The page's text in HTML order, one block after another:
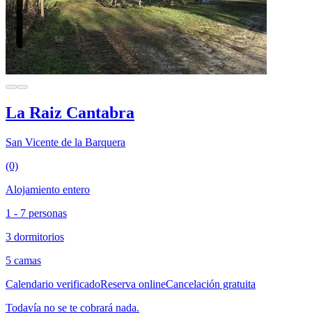
La Raiz Cantabra
San Vicente de la Barquera
(0)
Alojamiento entero
1 - 7 personas
3 dormitorios
5 camas
Calendario verificadoReserva onlineCancelación gratuita
Todavía no se te cobrará nada.